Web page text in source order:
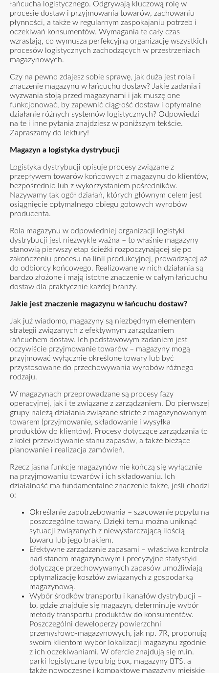
łańcucha logistycznego. Odgrywają kluczową rolę w
procesie dostaw i przyjmowania towarów, zachowaniu
płynności, a także w regularnym zaspokajaniu potrzeb i
oczekiwań konsumentów. Wymagania te cały czas
wzrastają, co wymusza perfekcyjną organizację wszystkich
procesów logistycznych zachodzących w przestrzeniach
magazynowych.
Czy na pewno zdajesz sobie sprawę, jak duża jest rola i
znaczenie magazynu w łańcuchu dostaw? Jakie zadania i
wyzwania stoją przed magazynami i jak muszę one
funkcjonować, by zapewnić ciągłość dostaw i optymalne
działanie różnych systemów logistycznych? Odpowiedzi
na te i inne pytania znajdziesz w poniższym tekście.
Zapraszamy do lektury!
Magazyn a logistyka dystrybucji
Logistyka dystrybucji opisuje procesy związane z
przepływem towarów końcowych z magazynu do klientów,
bezpośrednio lub z wykorzystaniem pośredników.
Nazywamy tak ogół działań, których głównym celem jest
osiągnięcie optymalnego obiegu gotowych wyrobów
producenta.
Rola magazynu w odpowiedniej organizacji logistyki
dystrybucji jest niezwykle ważna – to właśnie magazyny
stanowią pierwszy etap ścieżki rozpoczynającej się po
zakończeniu procesu na linii produkcyjnej, prowadzącej aż
do odbiorcy końcowego. Realizowane w nich działania są
bardzo złożone i mają istotne znaczenie w całym łańcuchu
dostaw dla praktycznie każdej branży.
Jakie jest znaczenie magazynu w łańcuchu dostaw?
Jak już wiadomo, magazyny są niezbędnym elementem
strategii związanych z efektywnym zarządzaniem
łańcuchem dostaw. Ich podstawowym zadaniem jest
oczywiście przyjmowanie towarów – magazyny mogą
przyjmować wyłącznie określone towary lub być
przystosowane do przechowywania wyrobów różnego
rodzaju.
W magazynach przeprowadzane są procesy fazy
operacyjnej, jak i te związane z zarządzaniem. Do pierwszej
grupy należą działania związane stricte z magazynowanym
towarem (przyjmowanie, składowanie i wysyłka
produktów do klientów). Procesy dotyczące zarządzania to
z kolei przewidywanie stanu zapasów, a także bieżące
planowanie i realizacja zamówień.
Rzecz jasna funkcje magazynów nie kończą się wyłącznie
na przyjmowaniu towarów i ich składowaniu. Ich
działalność ma fundamentalne znaczenie także, jeśli chodzi
o:
Określanie zapotrzebowania – szacowanie popytu na
poszczególne towary. Dzięki temu można uniknąć
sytuacji związanych z niewystarczającą ilością
towaru lub jego brakiem.
Efektywne zarządzanie zapasami – właściwa kontrola
nad stanem magazynowym i precyzyjne statystyki
dotyczące przechowywanych zapasów umożliwiają
optymalizację kosztów związanych z gospodarką
magazynową.
Wybór środków transportu i kanałów dystrybucji –
to, gdzie znajduje się magazyn, determinuje wybór
metody transportu produktów do konsumentów.
Poszczególni deweloperzy powierzchni
przemysłowo-magazynowych, jak np. 7R, proponują
swoim klientom wybór lokalizacji magazynu zgodnie
z ich oczekiwaniami. W ofercie znajdują się m.in.
parki logistyczne typu big box, magazyny BTS, a
także nowoczesne i kompaktowe magazyny miejskie